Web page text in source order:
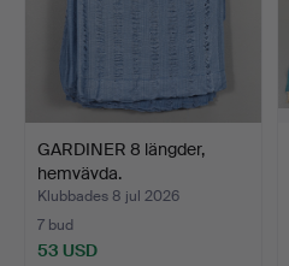
GARDINER 8 längder,
hemvävda.
Klubbades 8 jul 2026
7 bud
53 USD